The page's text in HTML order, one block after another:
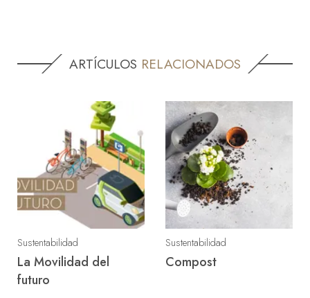
ARTÍCULOS RELACIONADOS
Sustentabilidad
La Movilidad del
futuro
Sustentabilidad
Compost